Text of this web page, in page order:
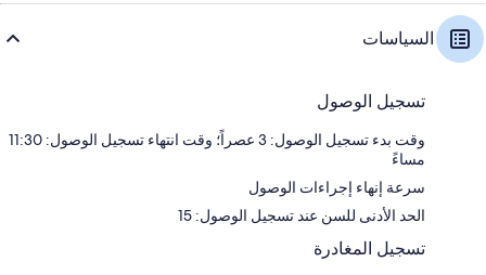
السياسات
تسجيل الوصول
وقت بدء تسجيل الوصول: 3 عصراً؛ وقت انتهاء تسجيل الوصول: 11:30
مساءً
سرعة إنهاء إجراءات الوصول
الحد الأدنى للسن عند تسجيل الوصول: 15
تسجيل المغادرة